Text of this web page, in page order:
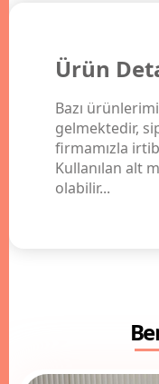
Ürün
Bazı
gelmektedir,
firmamızla
Kullanılan alt
olabilir...